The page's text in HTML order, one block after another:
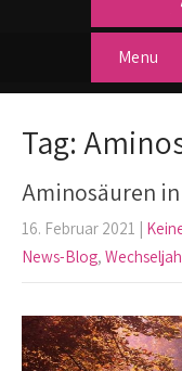
Menu
Tag:
Aminosäuren
16. Februar 2021 |
News-Blog,